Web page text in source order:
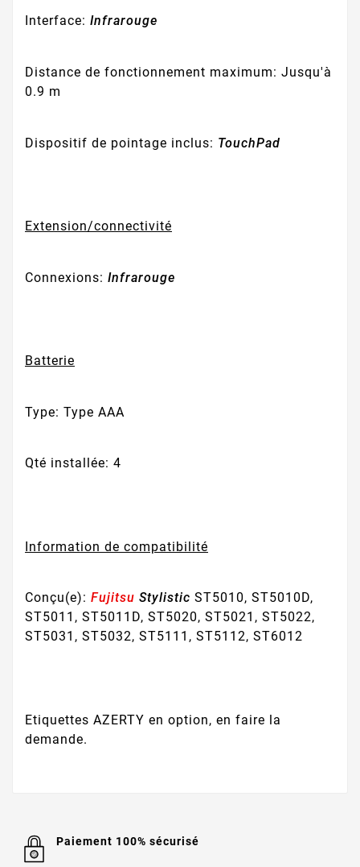
Interface: Infrarouge
Distance de fonctionnement maximum: Jusqu'à
0.9 m
Dispositif de pointage inclus: TouchPad
Extension/connectivité
Connexions: Infrarouge
Batterie
Type: Type AAA
Qté installée: 4
Information de compatibilité
Conçu(e): Fujitsu Stylistic ST5010, ST5010D,
ST5011, ST5011D, ST5020, ST5021, ST5022,
ST5031, ST5032, ST5111, ST5112, ST6012
Etiquettes AZERTY en option, en faire la
demande.
Paiement 100% sécurisé